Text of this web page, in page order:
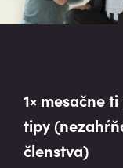
1× mesačne
tipy
členstva)